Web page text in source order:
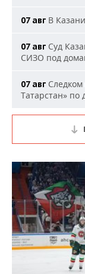
07 авг В
07 авг Суд
СИЗО под
07 авг Следком
Татарстан» по